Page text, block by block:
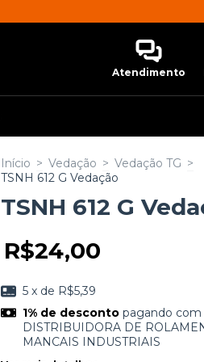
Atendimento
Início > Vedação > Vedação TG >
TSNH 612 G Vedação
TSNH 612 G
R$24,00
5 x de R$5,39
1% de descontopagando com
DISTRIBUIDORA DE
MANCAIS INDUSTRIAIS